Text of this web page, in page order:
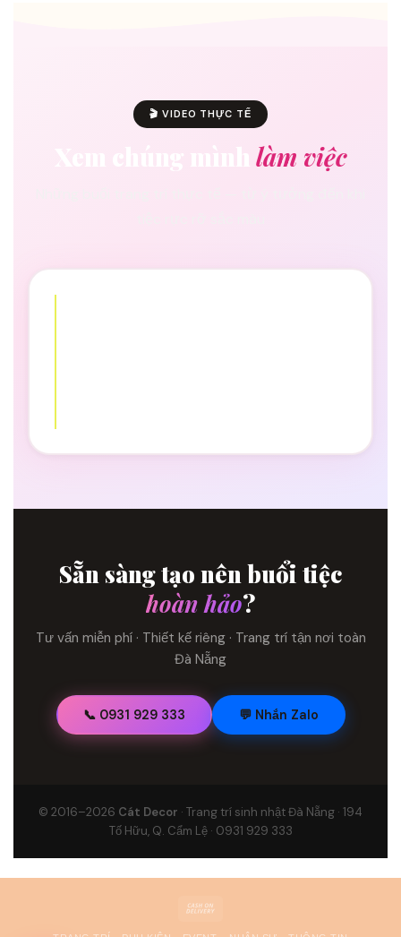
🎬 VIDEO THỰC TẾ
Xem chúng mình làm việc
Sẵn sàng tạo nên buổi tiệc
hoàn hảo?
Tư vấn miễn phí · Thiết kế riêng · Trang trí tận nơi toàn
Đà Nẵng
📞 0931 929 333 💬 Nhắn Zalo
© 2016–2026 Cát Decor · Trang trí sinh nhật Đà Nẵng · 194
Tố Hữu, Q. Cẩm Lệ · 0931 929 333